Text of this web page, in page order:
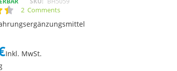
2 Comments
Inkl. MwSt.